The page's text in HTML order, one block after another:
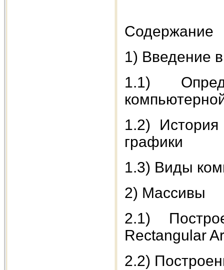
Содержание
1) Введение
1.1)
1.2)
графики
1.3) Виды
2) Массивы
2.1)
Rectangular
2.2)